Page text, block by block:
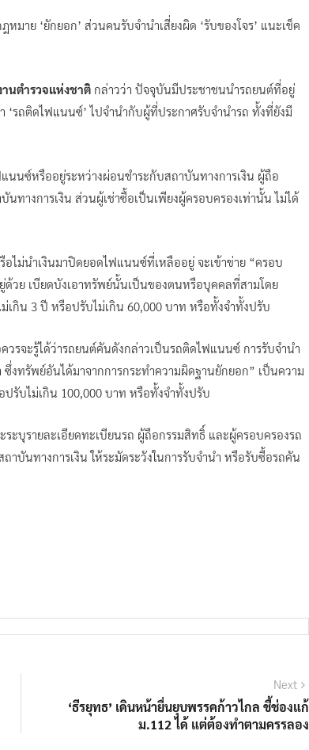
าย ‘ยักยอก’ ส่วนคนรับจำนำเสี่ยงผิด ‘รับของโจร’ แนะเช็ค
นตำรวจแห่งชาติ กล่าวว่า ปัจจุบันมีประชาชนนำรถยนต์ที่อยู่
‘รถติดไฟแนนซ์’ ไปจำนำกับผู้ที่ประกาศรับจำนำรถ ทั้งที่ยังมี
นนซ์หรืออยู่ระหว่างผ่อนชำระกับสถาบันทางการเงิน ผู้ถือ
ทางการเงิน ส่วนผู้เช่าซื้อเป็นเพียงผู้ครอบครองเท่านั้น ไม่ได้
ไม่นำเงินมาปิดยอดไฟแนนซ์ที่เหลืออยู่ จะเข้าข่าย “ครอบ
วย เบียดบังเอาทรัพย์นั้นเป็นของตนหรือบุคคลที่สามโดย
เกิน 3 ปี หรือปรับไม่เกิน 60,000 บาท หรือทั้งจำทั้งปรับ
รจะรู้ได้ว่ารถยนต์คันดังกล่าวเป็นรถติดไฟแนนซ์ การรับจำนำ
งทรัพย์อันได้มาจากการกระทำความผิดฐานยักยอก” เป็นความ
ปรับไม่เกิน 100,000 บาท หรือทั้งจำทั้งปรับ
ะบุรายละเอียดทะเบียนรถ ผู้ถือกรรมสิทธิ์ และผู้ครอบครองรถ
บันทางการเงิน ให้ระมัดระวังในการรับจำนำ หรือรับซื้อรถคัน
Next
‘ธีรยุทธ’ เดินหน้ายื่นยุบพรรคก้าวไกล ชี้ช่องแก้
ม.112 ได้ แต่ต้องทำตามครรลอง